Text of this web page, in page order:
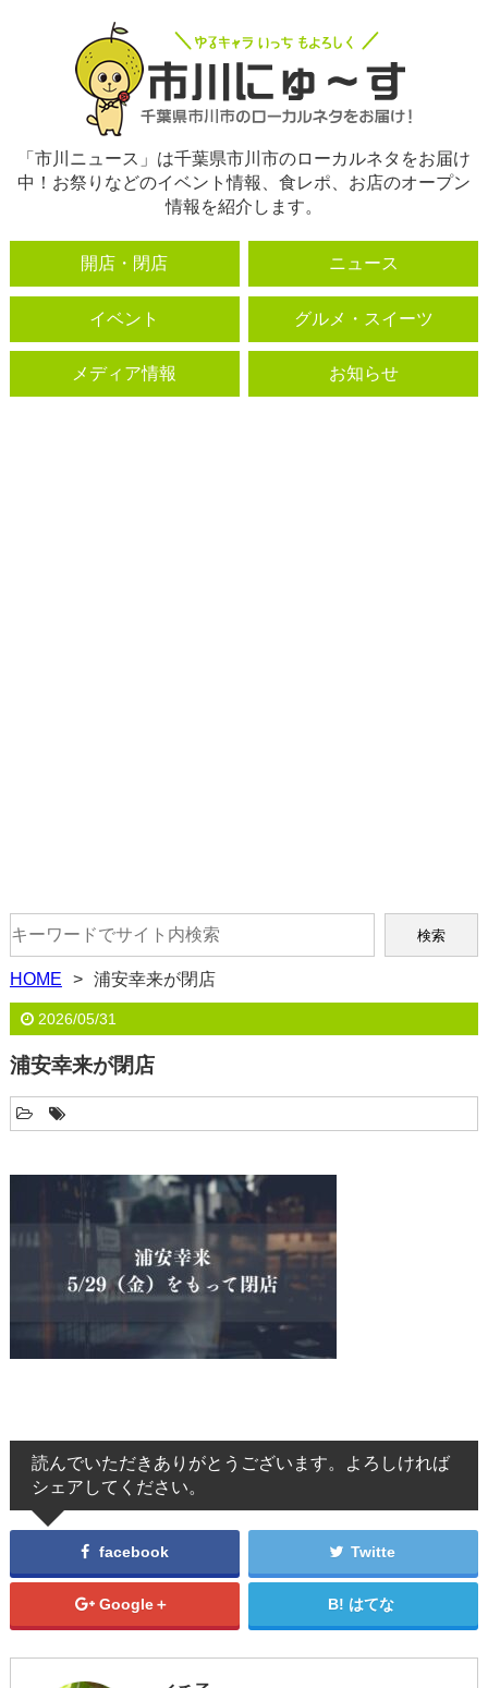
「市川ニュース」は千葉県市川市のローカルネタをお届け
中！お祭りなどのイベント情報、食レポ、お店のオープン
情報を紹介します。
開店・閉店 ニュース
イベント グルメ・スイーツ
メディア情報 お知らせ
HOME 浦安幸来が閉店
2026/05/31
浦安幸来が閉店
読んでいただきありがとうございます。よろしければ
シェアしてください。
facebook Twitte
Google＋ はてな